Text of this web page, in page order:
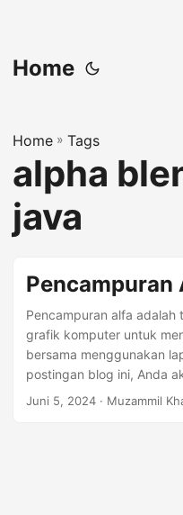
Home
Home » Tags
alpha
java
Pencampuran
Pencampuran alfa
grafik komputer untuk
bersama menggunakan
postingan blog ini, Anda
mengimplementasikan
Juni 5, 2024 · Muzammil